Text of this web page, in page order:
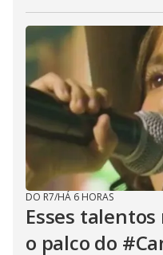
DO R7/HÁ 6 HORAS
Esses
o palco do